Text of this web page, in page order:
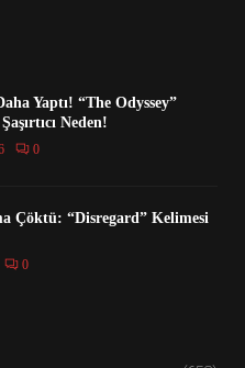
Yaptı! “The Odyssey”
Neden!
0
Çöktü: “Disregard” Kelimesi
0